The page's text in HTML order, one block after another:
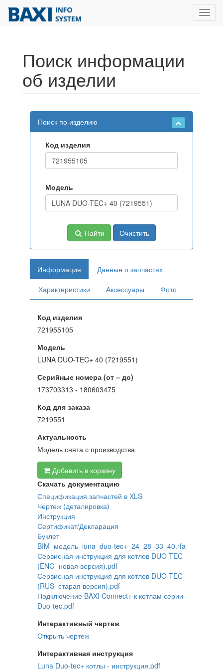
Поиск информации
об изделии
Поиск по изделию
Код изделия
Модель
Найти Очистить
Информация
Данные о запчастях
Характеристики
Аксессуары Фото
Код изделия
721955105
Модель
LUNA DUO-TEC+ 40 (7219551)
Серийные номера (от – до)
173703313 - 180603475
Код для заказа
7219551
Актуальность
Модель снята с производства
Добавить в корзину
Скачать документацию
Спецификация запчастей в XLS
Чертеж (деталировка)
Инструкция
Сертификат/Декларация
Буклет
BIM_модель_luna_duo-tec+_24_28_33_40.rfa
Сервисная инструкция для котлов DUO TEC
(ENG_новая версия).pdf
Сервисная инструкция для котлов DUO TEC
(RUS_старая версия).pdf
Подключение BAXI Connect+ к котлам серии
Duo-tec.pdf
Интерактивный чертеж
Открыть чертеж
Интерактивная инструкция
Luna Duo-tec+ котлы - инструкция.pdf